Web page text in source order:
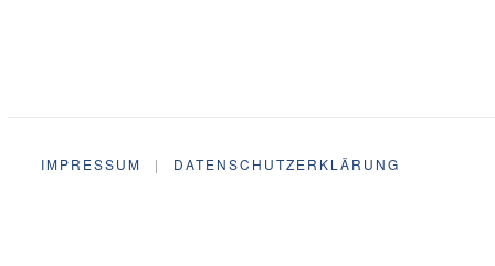
IMPRESSUM | DATENSCHUTZERKLÄRUNG